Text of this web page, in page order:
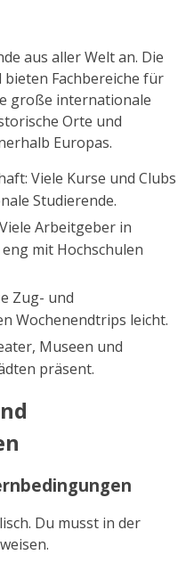
aus aller Welt an. Die
Fachbereiche für
große internationale
Orte und
Europas.
Viele Kurse und Clubs
Studierende.
Arbeitgeber in
mit Hochschulen
Zug- und
Wochenendtrips leicht.
Museen und
präsent.
Du musst in der